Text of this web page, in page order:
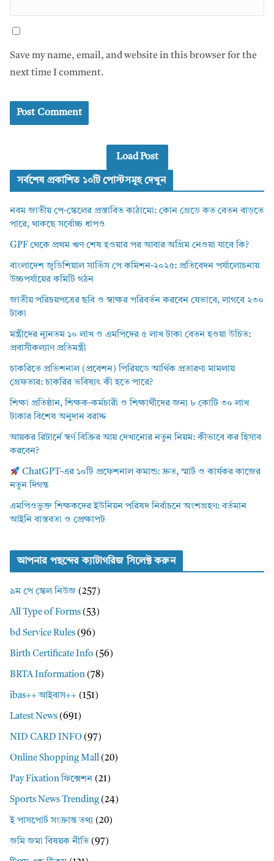
Save my name, email, and website in this browser for the
next time I comment.
Load Post
সর্বশেষ প্রকাশিত ১০টি পোস্টসমূহ দেখুন
নবম জাতীয় পে-স্কেলের প্রস্তাবিত কাঠামো: কোন গ্রেডে কত বেতন বাড়তে
পারে, থাকছে সর্বোচ্চ ধাপও
GPF থেকে প্রথম ঋণ শেষ হওয়ার পর আবার অগ্রিম নেওয়া যাবে কি?
বাংলাদেশ জুডিশিয়াল সার্ভিস পে কমিশন-২০২৫: প্রতিবেদন পর্যালোচনায়
উচ্চপর্যায়ের কমিটি গঠন
জাতীয় পরিচয়পত্রের ছবি ও স্বাক্ষর পরিবর্তন করবেন যেভাবে, লাগবে ২৩০
টাকা
মন্ত্রীদের ন্যূনতম ১০ লাখ ও এমপিদের ৫ লাখ টাকা বেতন হওয়া উচিত:
প্রবাসীকল্যাণ প্রতিমন্ত্রী
চাকরিতে প্রভিশনাল (প্রবেশন) পিরিয়ডে আর্থিক প্রতারণা মামলায়
গ্রেফতার: চাকরির ভবিষ্যৎ কী হতে পারে?
শিক্ষা প্রতিষ্ঠান, শিক্ষক-কর্মচারী ও শিক্ষার্থীদের জন্য ৮ কোটি ৩০ লাখ
টাকার বিশেষ অনুদান বরাদ্দ
আয়কর রিটার্নে স্বর্ণ বিক্রির আয় দেখানোর নতুন নিয়ম: কীভাবে কর হিসাব
করবেন?
ChatGPT-এর ১০টি প্রফেশনাল কমান্ড: দ্রুত, স্মার্ট ও কার্যকর কাজের
নতুন দিগন্ত
এমপিওভুক্ত শিক্ষকদের ইউনিয়ন পরিষদ নির্বাচনে অংশগ্রহণ: বর্তমান
আইনি বাস্তবতা ও প্রেক্ষাপট
আপনার পছন্দের ক্যাটাগরিজ সিলেক্ট করুন
৯ম পে স্কেল নিউজ (257)
All Type of Forms (53)
bd Service Rules (96)
Birth Certificate Info (56)
BRTA Information (78)
ibas++ আইবাস++ (151)
Latest News (691)
NID CARD INFO (97)
Online Shopping Mall (20)
Pay Fixation ফিক্সেশন (21)
Sports News Trending(24)
ই পাসপোর্ট সংক্রান্ত তথ্য (20)
জমি জমা বিষয়ক নীতি (97)